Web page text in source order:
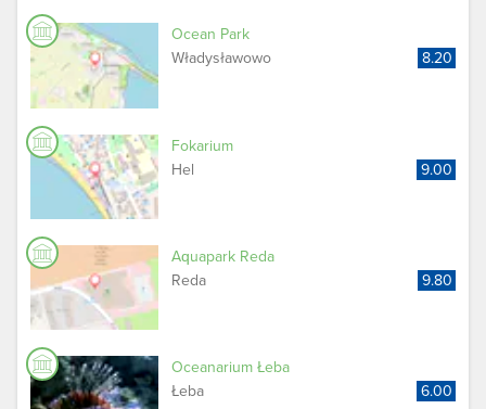
Ocean Park
Władysławowo
8.20
Fokarium
Hel
9.00
Aquapark Reda
Reda
9.80
Oceanarium Łeba
Łeba
6.00